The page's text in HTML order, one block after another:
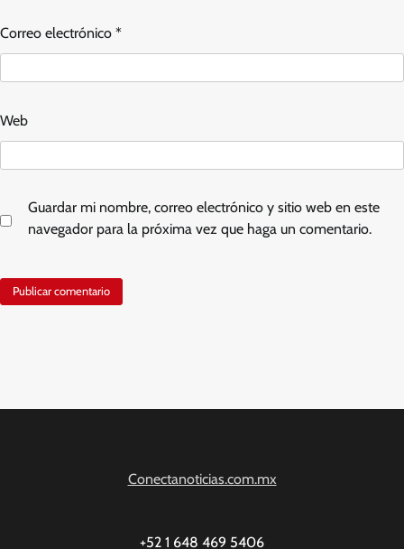
Correo electrónico *
Web
Guardar mi nombre, correo electrónico y sitio web en este
navegador para la próxima vez que haga un comentario.
Conectanoticias.com.mx
+52 1 648 469 5406